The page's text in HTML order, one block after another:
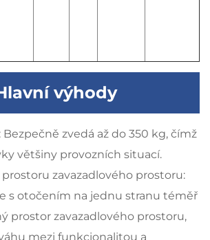
výhody
zvedá až do 350 kg, čímž
většiny provozních situací.
zavazadlového prostoru:
s otočením na jednu stranu téměř
prostor zavazadlového prostoru,
mezi funkcionalitou a